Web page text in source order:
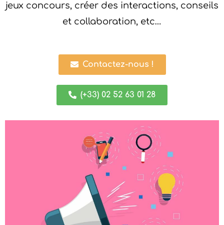
jeux concours, créer des interactions, conseils
et collaboration, etc…
Contactez-nous !
(+33) 02 52 63 01 28